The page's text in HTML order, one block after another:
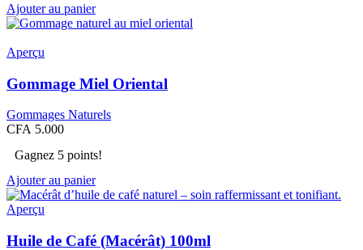
Ajouter au panier
Aperçu
Gommage Miel Oriental
Gommages Naturels
CFA 5.000
Gagnez 5 points!
Ajouter au panier
Aperçu
Huile de Café (Macérât) 100ml